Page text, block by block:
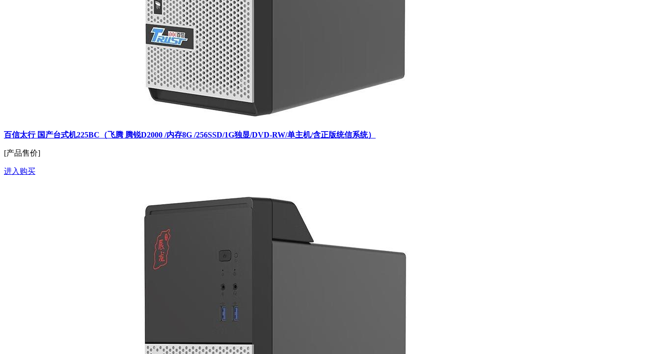
百信太行 国产台式机225BC（飞腾 腾锐D2000 /内存8G /256SSD/1G独显/DVD-RW/单主机/含正版统信系统）
[产品售价]
进入购买